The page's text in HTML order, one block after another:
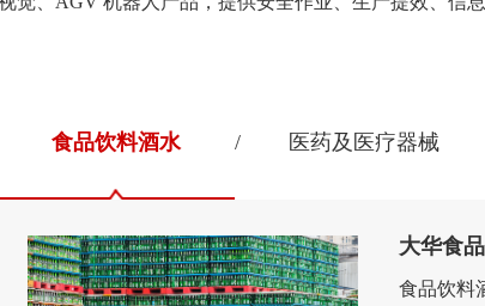
食品饮料酒水 医药及医疗器械
大华食
食品饮料